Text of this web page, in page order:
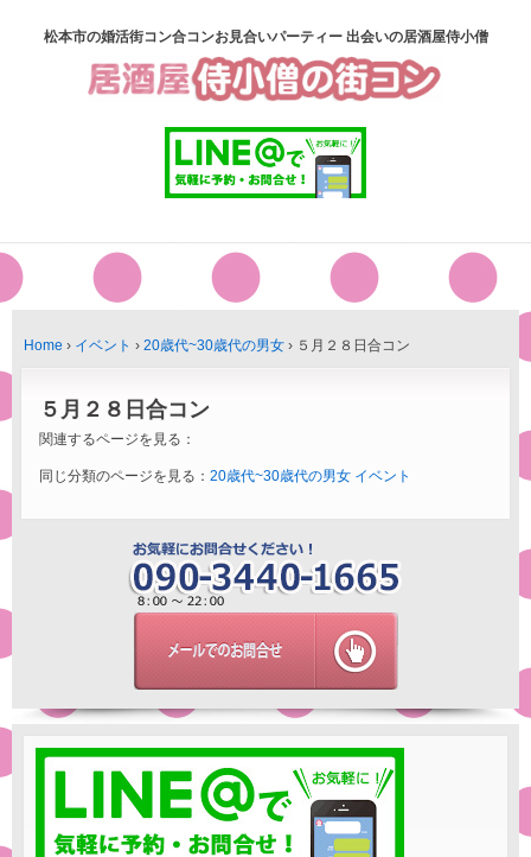
松本市の婚活街コン合コンお見合いパーティー 出会いの居酒屋侍小僧
Home › イベント › 20歳代~30歳代の男女 › ５月２８日合コン
５月２８日合コン
関連するページを見る：
同じ分類のページを見る： 20歳代~30歳代の男女 イベント